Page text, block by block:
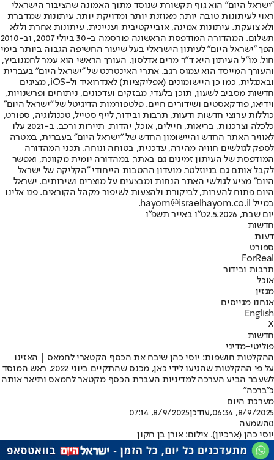
"ישראל היום" הוא גוף תקשורת שנוסד מתוך האמונה שהציבור הישראלי
ראוי לעיתונות טובה יותר, מאוזנת יותר ומדויקת יותר. עיתונות שמדברת
ולא צועקת. עיתונות אמינה, אובייקטיבית ועניינית. עיתונות אחרת וללא
תשלום. המהדורה המודפסת הראשונה פורסמה ב-30 ביולי 2007, וב-2010
הפך "ישראל היום" לעיתון הישראלי בעל שיעור החשיפה הגבוה ביותר בימי
חול. מו"ל העיתון היא ד"ר מרים אדלסון. העורך הראשי הוא עמר לחמנוביץ,
והעורך המייסד הוא עמוס רגב. אתרי האינטרנט של "ישראל היום" בעברית
ובאנגלית, כמו כן היישומונים (אפליקציות) לאנדרואיד ול-iOS, מציגים
חדשות מסביב לשעון, תוכן בלעדי, מבזקים ועדכונים, ניתוחים ופרשנויות,
וידיאו, פודקאסטים ושידורים חיים. פלטפורמות הדיגיטל של "ישראל היום"
כוללות ערוצי חדשות ודעות, תרבות ובידור, לייף סטייל, טכנולוגיה, ספורט,
כלכלה וצרכנות, בריאות, חיילים, אוכל, יהדות, תיירות ורכב. ב-2021 עלו
לאוויר האתר החדש והיישומון החדש של "ישראל היום" בעברית, במטרה
לספק לגולשים חוויה מהירה, עדכנית, בטוחה ונוחה. תכני המהדורה
המודפסת של העיתון זמינים גם באתר, במהדורה יומית מקוונת, ואפשר
לקבל אותם גם בניוזלטר. מועדון ההטבות הייחודי "הקליקה של ישראל
היום" מציע לגולשי האתר הנחות ומבצעים על מוצרים ושירותים. ישראל
היום פתוח להערות, לביקורת ולהצעות לשיפור מקהל הקוראים. פנו אלינו
במייל hayom@israelhayom.co.il.
יום שבת, 2.5.2026
ט"ו באייר תשפ"ו
חדשות
דעות
ספורט
ForReal
תרבות ובידור
אוכל
מגזין
אנחנו מגייסים
English
X
חדשות
פוליטי-מדיני
ההקלטות חושפות: יוסי כהן שיבח את הכסף הקטארי לחמאס | האזינו
על פי ההקלטות שהגיעו לידי כאן, מכנס שהתקיים ביוני 2022, ראש המוסד
לשעבר הביע הערכה למדיניות העברת הכסף מקטאר לחמאס ותיאר אותה
כ"ברכה"
מערכת היום
8/9/2025, 06:34
,עודכן8/9/2025, 07:14
0השמעה
יוסי כהן (ארכיון). צילום: אורן בן חקון